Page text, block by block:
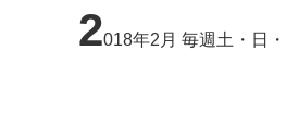
2018年2月 毎週土・日